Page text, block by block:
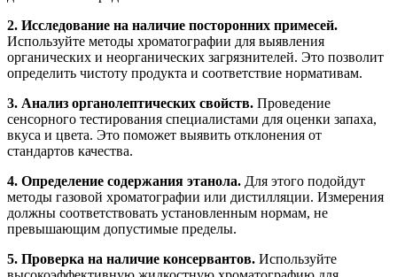
2. Исследование на наличие посторонних примесей.
Используйте методы хроматографии для выявления
органических и неорганических загрязнителей. Это позволит
определить чистоту продукта и соответствие нормативам.
3. Анализ органолептических свойств. Проведение
сенсорного тестирования специалистами для оценки запаха,
вкуса и цвета. Это поможет выявить отклонения от
стандартов качества.
4. Определение содержания этанола. Для этого подойдут
методы газовой хроматографии или дистилляции. Измерения
должны соответствовать установленным нормам, не
превышающим допустимые пределы.
5. Проверка на наличие консервантов. Используйте